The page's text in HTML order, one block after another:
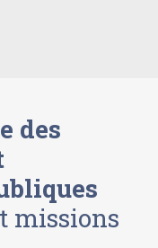
des
missions